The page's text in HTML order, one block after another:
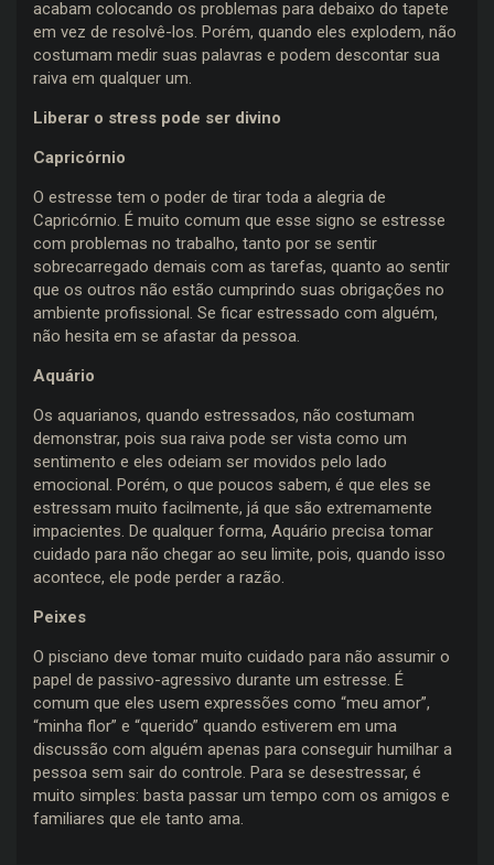
acabam colocando os problemas para debaixo do tapete
em vez de resolvê-los. Porém, quando eles explodem, não
costumam medir suas palavras e podem descontar sua
raiva em qualquer um.
Liberar o stress pode ser divino
Capricórnio
O estresse tem o poder de tirar toda a alegria de
Capricórnio. É muito comum que esse signo se estresse
com problemas no trabalho, tanto por se sentir
sobrecarregado demais com as tarefas, quanto ao sentir
que os outros não estão cumprindo suas obrigações no
ambiente profissional. Se ficar estressado com alguém,
não hesita em se afastar da pessoa.
Aquário
Os aquarianos, quando estressados, não costumam
demonstrar, pois sua raiva pode ser vista como um
sentimento e eles odeiam ser movidos pelo lado
emocional. Porém, o que poucos sabem, é que eles se
estressam muito facilmente, já que são extremamente
impacientes. De qualquer forma, Aquário precisa tomar
cuidado para não chegar ao seu limite, pois, quando isso
acontece, ele pode perder a razão.
Peixes
O pisciano deve tomar muito cuidado para não assumir o
papel de passivo-agressivo durante um estresse. É
comum que eles usem expressões como “meu amor”,
“minha flor” e “querido” quando estiverem em uma
discussão com alguém apenas para conseguir humilhar a
pessoa sem sair do controle. Para se desestressar, é
muito simples: basta passar um tempo com os amigos e
familiares que ele tanto ama.